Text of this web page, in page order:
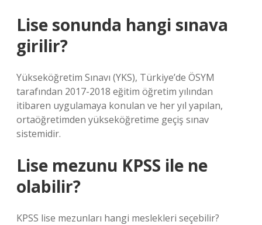
Lise sonunda hangi sınava
girilir?
Yükseköğretim Sınavı (YKS), Türkiye’de ÖSYM
tarafından 2017-2018 eğitim öğretim yılından
itibaren uygulamaya konulan ve her yıl yapılan,
ortaöğretimden yükseköğretime geçiş sınav
sistemidir.
Lise mezunu KPSS ile ne
olabilir?
KPSS lise mezunları hangi meslekleri seçebilir?